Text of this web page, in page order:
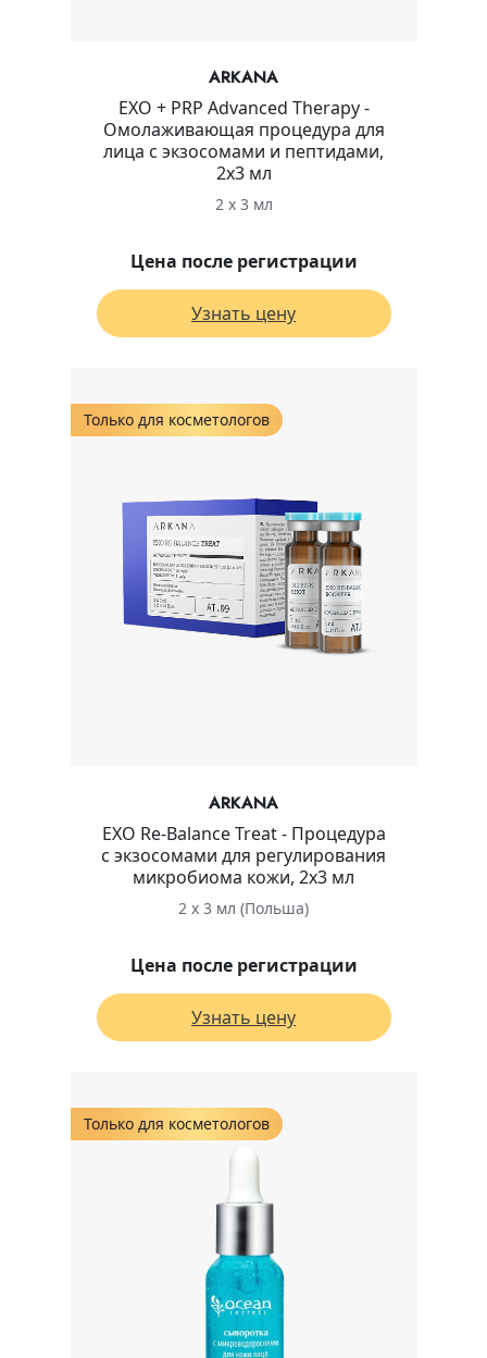
ARKANA
EXO + PRP Advanced Therapy -
Омолаживающая процедура для
лица с экзосомами и пептидами,
2х3 мл
2 х 3 мл
Цена после регистрации
Узнать цену
Только для косметологов
ARKANA
EXO Re-Balance Treat - Процедура
с экзосомами для регулирования
микробиома кожи, 2х3 мл
2 х 3 мл (Польша)
Цена после регистрации
Узнать цену
Только для косметологов